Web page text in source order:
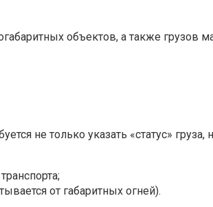
объектов, а также
не только указать «статус»
от габаритных огней).